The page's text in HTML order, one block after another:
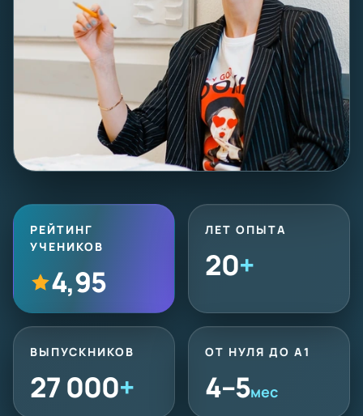
РЕЙТИНГ
УЧЕНИКОВ
4,95
ЛЕТ ОПЫТА
20+
ВЫПУСКНИКОВ
27 000+
ОТ НУЛЯ ДО A1
4–5мес